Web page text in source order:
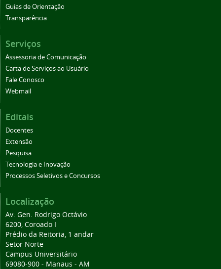
Guias de Orientação
Transparência
Serviços
Assessoria de Comunicação
Carta de Serviços ao Usuário
Fale Conosco
Webmail
Editais
Docentes
Extensão
Pesquisa
Tecnologia e Inovação
Processos Seletivos e Concursos
Localização
Av. Gen. Rodrigo Octávio
6200, Coroado I
Prédio da Reitoria, 1 andar
Setor Norte
Campus Universitário
69080-900 - Manaus - AM